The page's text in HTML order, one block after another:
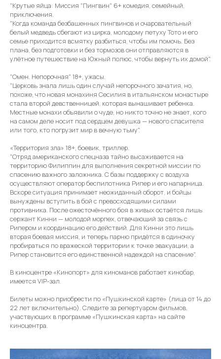
"Крутые яйца: Миссия "Пингвин" 6+ комедия, семейный,
приключения.
"Когда команда безбашенных пингвинов и очаровательный
белый медведь сбегают из цирка, молодому петуху Тото и его
семье приходится всмятку разбиться, чтобы им помочь. Без
плана, без подготовки и без тормозов они отправляются в
улётное путешествие на Южный полюс, чтобы вернуть их домой".
"Омен. Непорочная" 18+, ужасы.
"Церковь знала лишь один случай непорочного зачатия, но,
похоже, что новая монахиня Сесилия в итальянском монастыре
стала второй девственницей, которая вынашивает ребенка.
Местные монахи объявили о чуде, но никто точно не знает, кого
на самом деле носит под сердцем девушка — нового спасителя
или того, кто погрузит мир в вечную тьму".
«Территория зла» 18+, боевик, триллер.
"Отряд американского спецназа тайно высаживается на
территорию Филиппин для выполнения секретной миссии по
спасению важного заложника. С базы поддержку с воздуха
осуществляют оператор беспилотника Рипер и его напарница.
Вскоре ситуация принимает неожиданный оборот, и бойцы
вынуждены вступить в бой с превосходящими силами
противника. После ожесточённого боя в живых остаётся лишь
сержант Кинни — молодой морпех, отвечающий за связь с
Рипером и координацию его действий. Для Кинни это лишь
вторая боевая миссия, и теперь парню придётся в одиночку
пробираться по вражеской территории к точке эвакуации, а
Рипер становится его единственной надеждой на спасение".
В киноцентре «Кинопорт» для киноманов работает кинобар,
имеется VIP-зал.
Билеты можно приобрести по «Пушкинской карте» (лица от 14 до
22 лет включительно). Следите за репертуаром фильмов,
участвующих в программе «Пушкинская карта» на сайте
киноцентра.